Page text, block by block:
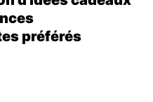
préférés